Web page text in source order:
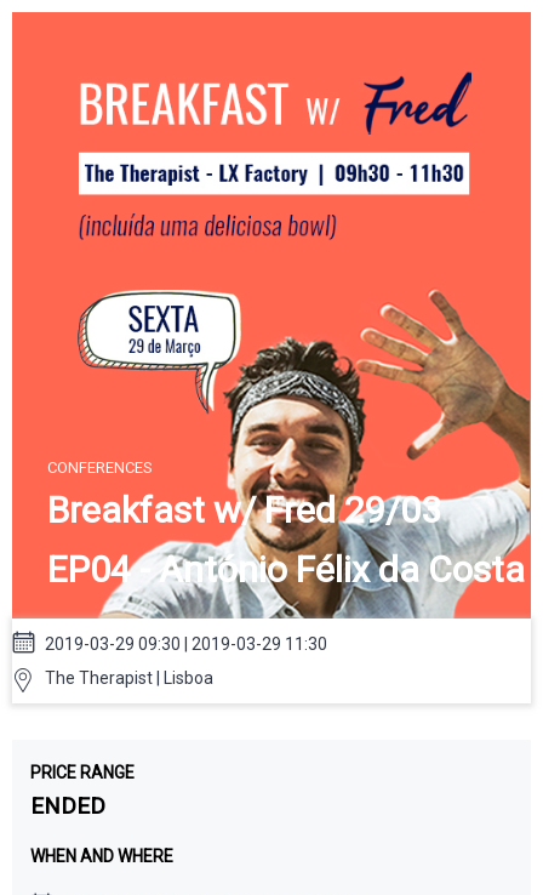
Skip
CONFERENCES
Breakfast w/ Fred 29/03
EP04 - António Félix da Costa
2019-03-29 09:30 | 2019-03-29 11:30
The Therapist | Lisboa
PRICE RANGE
ENDED
WHEN AND WHERE